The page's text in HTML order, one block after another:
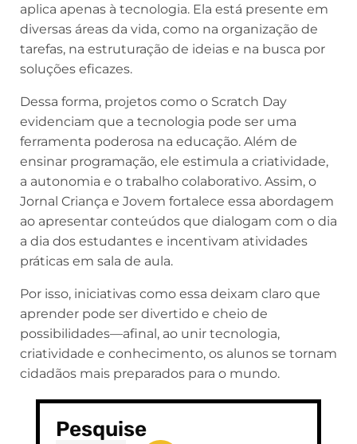
aplica apenas à tecnologia. Ela está presente em
diversas áreas da vida, como na organização de
tarefas, na estruturação de ideias e na busca por
soluções eficazes.
Dessa forma, projetos como o Scratch Day
evidenciam que a tecnologia pode ser uma
ferramenta poderosa na educação. Além de
ensinar programação, ele estimula a criatividade,
a autonomia e o trabalho colaborativo. Assim, o
Jornal Criança e Jovem fortalece essa abordagem
ao apresentar conteúdos que dialogam com o dia
a dia dos estudantes e incentivam atividades
práticas em sala de aula.
Por isso, iniciativas como essa deixam claro que
aprender pode ser divertido e cheio de
possibilidades—afinal, ao unir tecnologia,
criatividade e conhecimento, os alunos se tornam
cidadãos mais preparados para o mundo.
Pesquise